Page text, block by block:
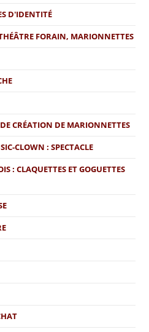
D'IDENTITÉ
FORAIN, MARIONNETTES
CRÉATION DE MARIONNETTES
CLOWN : SPECTACLE
: CLAQUETTES ET GOGUETTES